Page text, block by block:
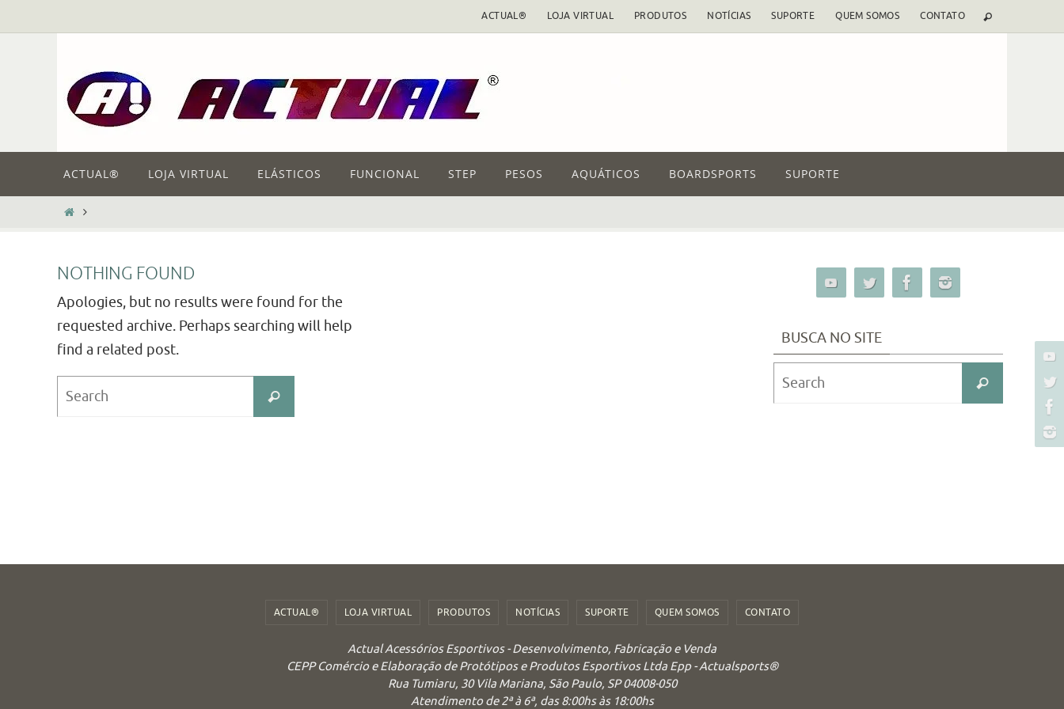
to
ACTUAL® LOJA VIRTUAL PRODUTOS NOTÍCIAS SUPORTE QUEM SOMOS CONTATO
content
ACTUAL® LOJA VIRTUAL ELÁSTICOS FUNCIONAL STEP PESOS AQUÁTICOS BOARDSPORTS SUPORTE
HOME
NOTHING FOUND
Apologies, but no results were found for the
requested archive. Perhaps searching will help
find a related post.
Search
BUSCA NO SITE
Search
Search
ACTUAL® LOJA VIRTUAL PRODUTOS NOTÍCIAS SUPORTE QUEM SOMOS CONTATO
Actual Acessórios Esportivos - Desenvolvimento, Fabricação e Venda
CEPP Comércio e Elaboração de Protótipos e Produtos Esportivos Ltda Epp - Actualsports®
Rua Tumiaru, 30 Vila Mariana, São Paulo, SP 04008-050
Atendimento de 2ª à 6ª, das 8:00hs às 18:00hs